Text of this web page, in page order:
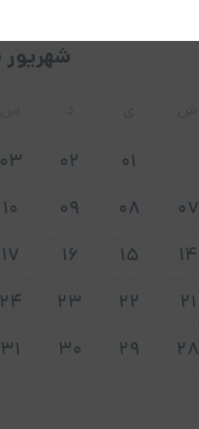
شهریور 1405
01
02
03
07
08
09
10
14
15
16
17
21
22
23
24
28
29
30
31